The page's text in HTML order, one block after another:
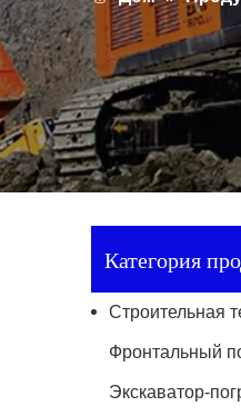
Категория
Строительная
Фронтальный
Экскаватор-